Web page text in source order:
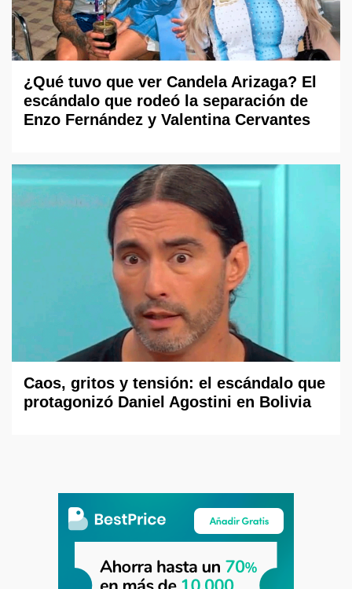
¿Qué tuvo que ver Candela Arizaga? El
escándalo que rodeó la separación de
Enzo Fernández y Valentina Cervantes
Caos, gritos y tensión: el escándalo que
protagonizó Daniel Agostini en Bolivia